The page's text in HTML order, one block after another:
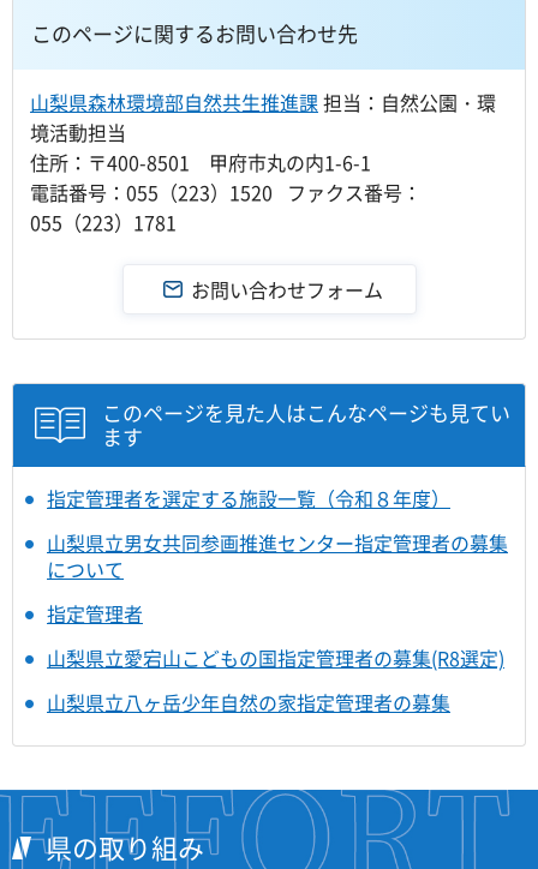
このページに関するお問い合わせ先
山梨県森林環境部自然共生推進課担当：自然公園・環
境活動担当
住所：〒400-8501 甲府市丸の内1-6-1
電話番号：055（223）1520 ファクス番号：
055（223）1781
このページを見た人はこんなページも見てい
ます
指定管理者を選定する施設一覧（令和８年度）
山梨県立男女共同参画推進センター指定管理者の募集
について
指定管理者
山梨県立愛宕山こどもの国指定管理者の募集(R8選定)
山梨県立八ヶ岳少年自然の家指定管理者の募集
県の取り組み